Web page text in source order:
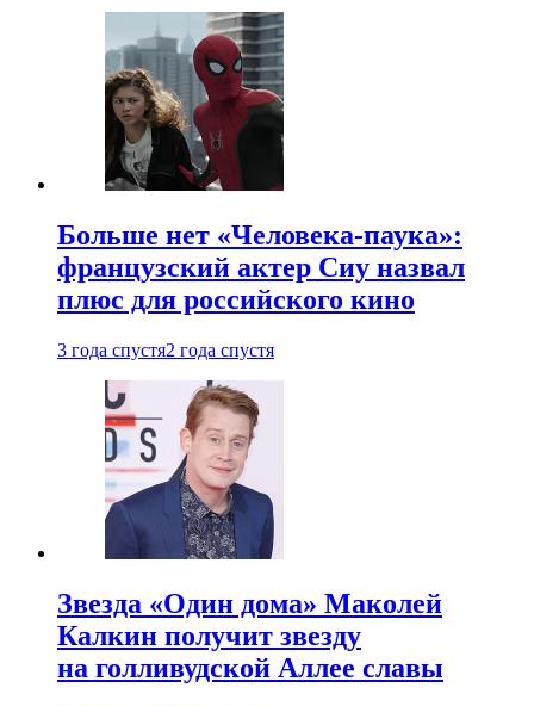
Больше нет «Человека-паука»:
французский актер Сиу назвал
плюс для российского кино
3 года спустя2 года спустя
Звезда «Один дома» Маколей
Калкин получит звезду
на голливудской Аллее славы